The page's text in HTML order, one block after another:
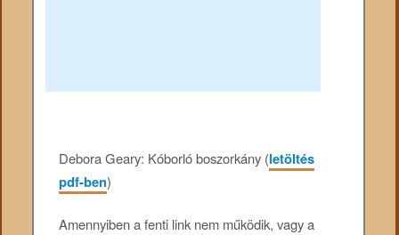
Debora Geary: Kóborló ​boszorkány (letöltés
pdf-ben)
Amennyiben a fenti link nem működik, vagy a